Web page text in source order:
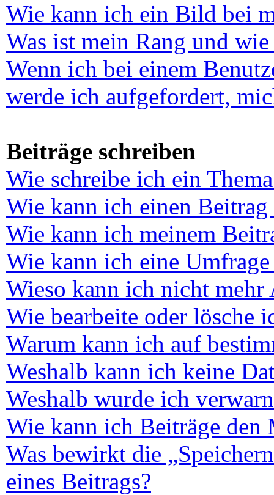
Wie kann ich ein Bild bei
Was ist mein Rang und
Wenn ich bei einem
werde ich aufgefordert,
Beiträge schreiben
Wie schreibe ich ein
Wie kann ich einen Beitrag
Wie kann ich meinem
Wie kann ich eine Umfrage
Wieso kann ich nicht
Wie bearbeite oder lösche
Warum kann ich auf
Weshalb kann ich keine
Weshalb wurde ich
Wie kann ich Beiträge den
Was bewirkt die
eines Beitrags?